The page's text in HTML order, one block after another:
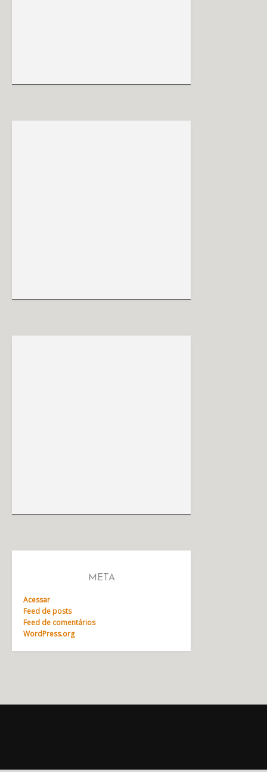
META
Acessar
Feed de posts
Feed de comentários
WordPress.org